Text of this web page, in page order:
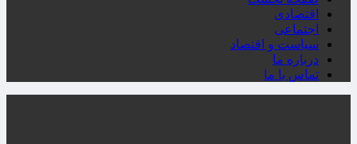
اقتصادی
اجتماعی
سیاست و اقتصاد
درباره ما
تماس با ما